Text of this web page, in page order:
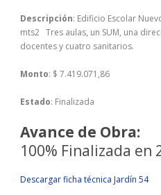
Descripción: Edificio Escolar
mts2 Tres aulas, un SUM, una
docentes y cuatro sanitarios.
Monto: $ 7.419.071,86
Estado: Finalizada
Avance de Obra:
100% Finalizada en
Descargar ficha técnica Jardín 54